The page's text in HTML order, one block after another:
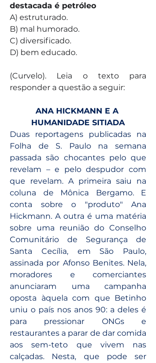
destacada é petróleo
A) estruturado.
B) mal humorado.
C) diversificado.
D) bem educado.
(Curvelo). Leia o texto para
responder a questão a seguir:
ANA HICKMANN E A
HUMANIDADE SITIADA
Duas reportagens publicadas na
Folha de S. Paulo na semana
passada são chocantes pelo que
revelam – e pelo despudor com
que revelam. A primeira saiu na
coluna de Mônica Bergamo. E
conta sobre o "produto" Ana
Hickmann. A outra é uma matéria
sobre uma reunião do Conselho
Comunitário de Segurança de
Santa Cecília, em São Paulo,
assinada por Afonso Benites. Nela,
moradores e comerciantes
anunciaram uma campanha
oposta àquela com que Betinho
uniu o país nos anos 90: a deles é
para pressionar ONGs e
restaurantes a parar de dar comida
aos sem-teto que vivem nas
calçadas. Nesta, que pode ser